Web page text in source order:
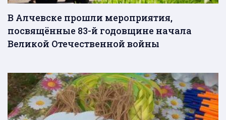
В Алчевске прошли мероприятия,
посвящённые 83-й годовщине начала
Великой Отечественной войны